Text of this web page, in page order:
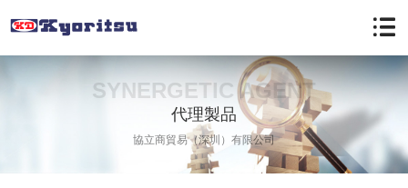
SYNERGETIC AGENT
代理製品
協立商貿易（深圳）有限公司